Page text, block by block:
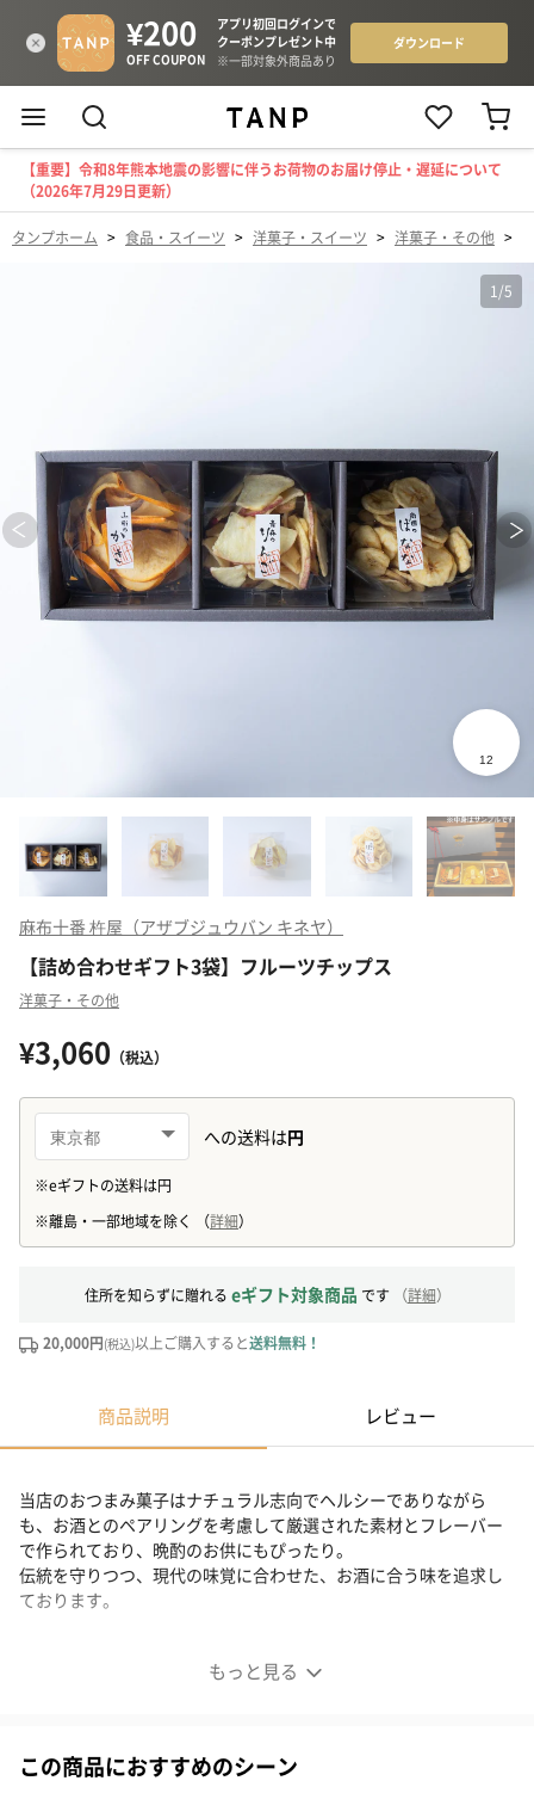
【重要】令和8年熊本地震の影響に伴うお荷物のお届け停止・遅延について
（2026年7月29日更新）
タンプホーム > 食品・スイーツ > 洋菓子・スイーツ > 洋菓子・その他 >
1 /5
麻布十番 杵屋（アザブジュウバン キネヤ）
【詰め合わせギフト3袋】フルーツチップス
洋菓子・その他
¥3,060 （税込）
住所を知らずに贈れる eギフト対象商品 です （詳細）
20,000円(税込)以上ご購入すると送料無料！
商品説明 レビュー
もっと見る
当店のおつまみ菓子はナチュラル志向でヘルシーでありながら
も、お酒とのペアリングを考慮して厳選された素材とフレーバー
で作られており、晩酌のお供にもぴったり。
伝統を守りつつ、現代の味覚に合わせた、お酒に合う味を追求し
ております。
了承のほどお願いいたします。なお、次回入荷分は未定でござい
【詰め合わせギフト3袋】フルーツチップス
この商品におすすめのシーン